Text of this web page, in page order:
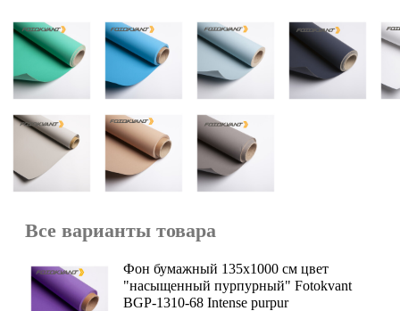
Все варианты товара
Фон бумажный 135х1000 см цвет
"насыщенный пурпурный" Fotokvant
BGP-1310-68 Intense purpur